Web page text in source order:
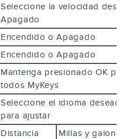
Seleccione la velocidad
Apagado
Encendido o Apagado
Encendido o Apagado
Mantenga presionado OK
todos MyKeys
Seleccione el idioma
para ajustar
Distancia
Millas y